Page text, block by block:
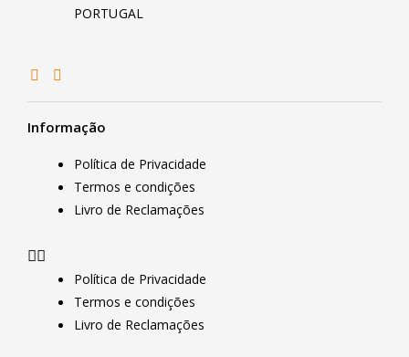
Informação
Política de Privacidade
Termos e condições
Livro de Reclamações
Política de Privacidade
Termos e condições
Livro de Reclamações
PORTUGAL